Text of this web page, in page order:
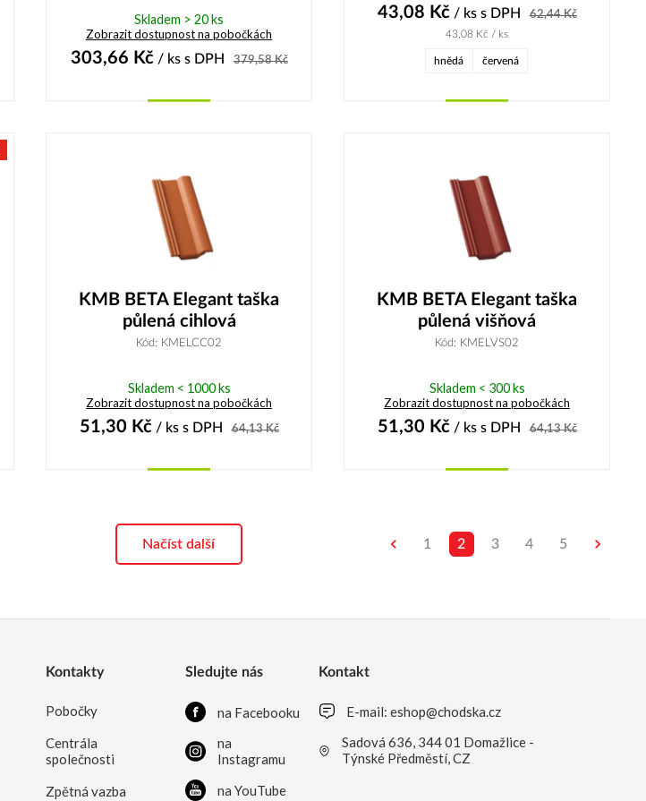
Skladem > 20 ks
Zobrazit dostupnost na pobočkách
303,66 Kč/ ks s DPH 379,58Kč
43,08 Kč/ ks s DPH 62,44Kč
43,08 Kč / ks
hnědá červená
KMB BETA Elegant taška
půlená cihlová
Kód: KMELCC02
Skladem < 1000 ks
Zobrazit dostupnost na pobočkách
51,30 Kč/ ks s DPH 64,13Kč
KMB BETA Elegant taška
půlená višňová
Kód: KMELVS02
Skladem < 300 ks
Zobrazit dostupnost na pobočkách
51,30 Kč/ ks s DPH 64,13Kč
Načíst další 1 2 3 4 5
Kontakty
Pobočky
Centrála
společnosti
Zpětná vazba
Sledujte nás
na Facebooku
na
Instagramu
na YouTube
Kontakt
E-mail:eshop@chodska.cz
Sadová 636, 344 01 Domažlice -
Týnské Předměstí, CZ